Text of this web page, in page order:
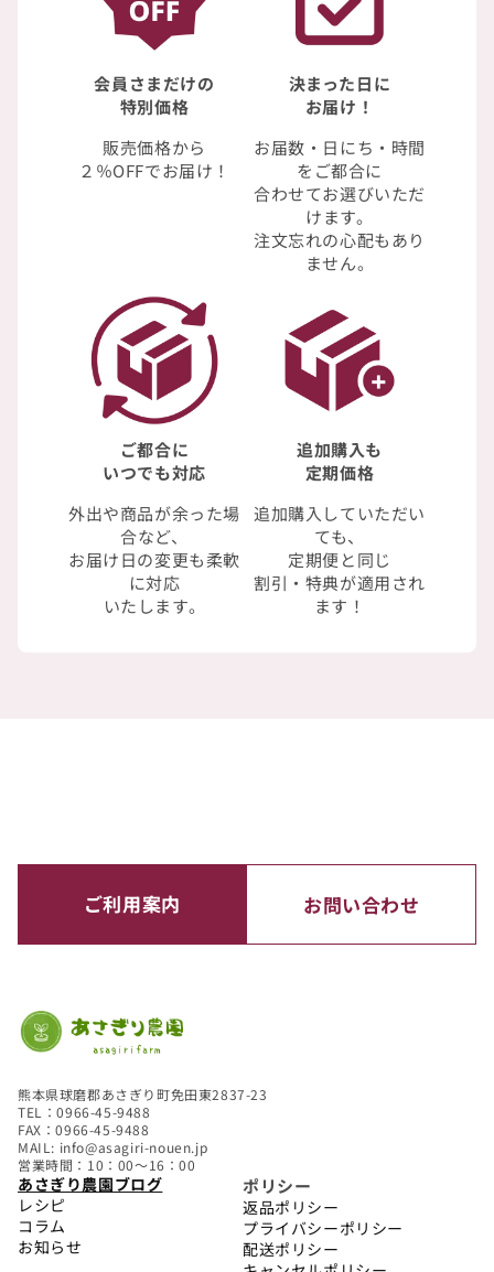
会員さまだけの
特別価格
販売価格から
２％OFFでお届け！
決まった日に
お届け！
お届数・日にち・時間
をご都合に
合わせてお選びいただ
けます。
注文忘れの心配もあり
ません。
ご都合に
いつでも対応
外出や商品が余った場
合など、
お届け日の変更も柔軟
に対応
いたします。
追加購入も
定期価格
追加購入していただい
ても、
定期便と同じ
割引・特典が適用され
ます！
ご利用案内 お問い合わせ
熊本県球磨郡あさぎり町免田東2837-23
TEL：0966-45-9488
FAX：0966-45-9488
MAIL: info@asagiri-nouen.jp
営業時間：10：00～16：00
あさぎり農園ブログ
レシピ
コラム
お知らせ
ポリシー
返品ポリシー
プライバシーポリシー
配送ポリシー